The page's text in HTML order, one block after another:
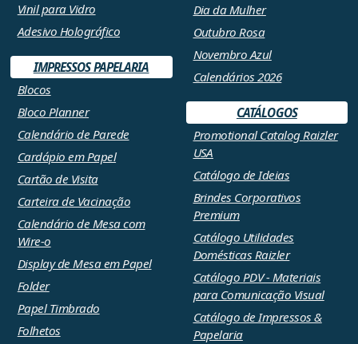
Vinil para Vidro
Adesivo Holográfico
IMPRESSOS PAPELARIA
Blocos
Bloco Planner
Calendário de Parede
Cardápio em Papel
Cartão de Visita
Carteira de Vacinação
Calendário de Mesa com
Wire-o
Display de Mesa em Papel
Folder
Papel Timbrado
Folhetos
Dia da Mulher
Outubro Rosa
Novembro Azul
Calendários 2026
CATÁLOGOS
Promotional Catalog Raizler
USA
Catálogo de Ideias
Brindes Corporativos
Premium
Catálogo Utilidades
Domésticas Raizler
Catálogo PDV - Materiais
para Comunicação Visual
Catálogo de Impressos &
Papelaria